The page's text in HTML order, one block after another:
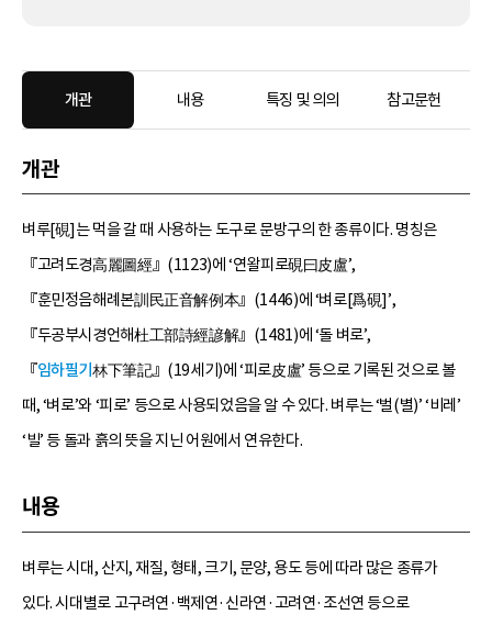
개관 내용 특징 및 의의 참고문헌
개관
벼루[硯]는 먹을 갈 때 사용하는 도구로 문방구의 한 종류이다. 명칭은
『고려도경高麗圖經』(1123)에 ‘연왈피로硯曰皮盧’,
『훈민정음해례본訓民正音解例本』(1446)에 ‘벼로[爲硯]’,
『두공부시경언해杜工部詩經諺解』(1481)에 ‘돌 벼로’,
『임하필기林下筆記』(19세기)에 ‘피로皮盧’ 등으로 기록된 것으로 볼
때, ‘벼로’와 ‘피로’ 등으로 사용되었음을 알 수 있다. 벼루는 ‘벌(별)’ ‘비레’
‘빌’ 등 돌과 흙의 뜻을 지닌 어원에서 연유한다.
내용
벼루는 시대, 산지, 재질, 형태, 크기, 문양, 용도 등에 따라 많은 종류가
있다. 시대별로 고구려연·백제연·신라연·고려연·조선연 등으로